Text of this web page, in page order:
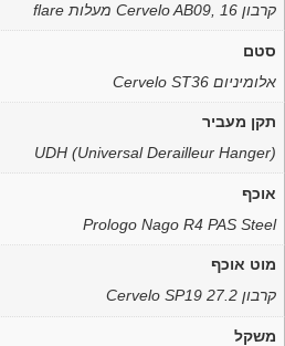
קרבון Cervelo AB09, 16 מעלות flare
סטם
אלומיניום Cervelo ST36
תקן מעביר
UDH (Universal Derailleur Hanger)
אוכף
Prologo Nago R4 PAS Steel
מוט אוכף
קרבון Cervelo SP19 27.2
משקל